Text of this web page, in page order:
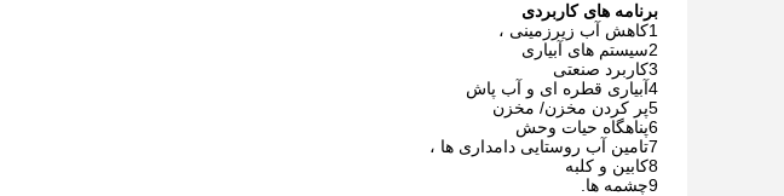
برنامه های کاربردی
1کاهش آب زیرزمینی ،
2سیستم های آبیاری
3کاربرد صنعتی
4آبیاری قطره ای و آب پاش
5پر کردن مخزن/ مخزن
6پناهگاه حیات وحش
7تامین آب روستایی دامداری ها ،
8کابین و کلبه
9چشمه ها.